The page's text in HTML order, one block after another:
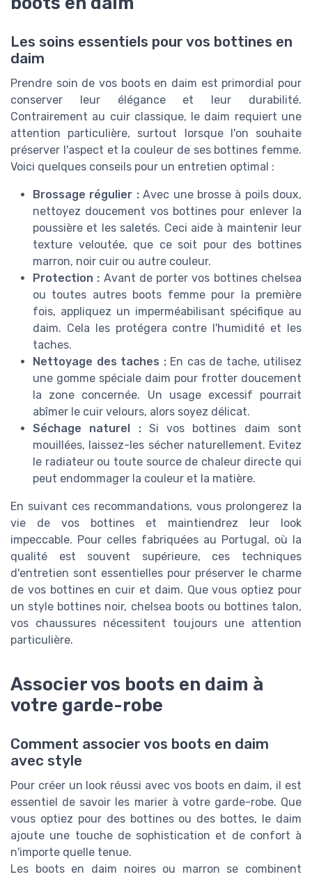
Les soins essentiels pour vos bottines en
daim
Prendre soin de vos boots en daim est primordial pour
conserver leur élégance et leur durabilité.
Contrairement au cuir classique, le daim requiert une
attention particulière, surtout lorsque l'on souhaite
préserver l'aspect et la couleur de ses bottines femme.
Voici quelques conseils pour un entretien optimal :
Brossage régulier :Avec une brosse à poils doux,
nettoyez doucement vos bottines pour enlever la
poussière et les saletés. Ceci aide à maintenir leur
texture veloutée, que ce soit pour des bottines
marron, noir cuir ou autre couleur.
Protection : Avant de porter vos bottines chelsea
ou toutes autres boots femme pour la première
fois, appliquez un imperméabilisant spécifique au
daim. Cela les protégera contre l'humidité et les
taches.
Nettoyage des taches :En cas de tache, utilisez
une gomme spéciale daim pour frotter doucement
la zone concernée. Un usage excessif pourrait
abîmer le cuir velours, alors soyez délicat.
Séchage naturel :Si vos bottines daim sont
mouillées, laissez-les sécher naturellement. Evitez
le radiateur ou toute source de chaleur directe qui
peut endommager la couleur et la matière.
En suivant ces recommandations, vous prolongerez la
vie de vos bottines et maintiendrez leur look
impeccable. Pour celles fabriquées au Portugal, où la
qualité est souvent supérieure, ces techniques
d'entretien sont essentielles pour préserver le charme
de vos bottines en cuir et daim. Que vous optiez pour
un style bottines noir, chelsea boots ou bottines talon,
vos chaussures nécessitent toujours une attention
particulière.
Associer vos boots en daim à
votre garde-robe
Comment associer vos boots en daim
avec style
Pour créer un look réussi avec vos boots en daim, il est
essentiel de savoir les marier à votre garde-robe. Que
vous optiez pour des bottines ou des bottes, le daim
ajoute une touche de sophistication et de confort à
n'importe quelle tenue.
Les boots en daim noires ou marron se combinent